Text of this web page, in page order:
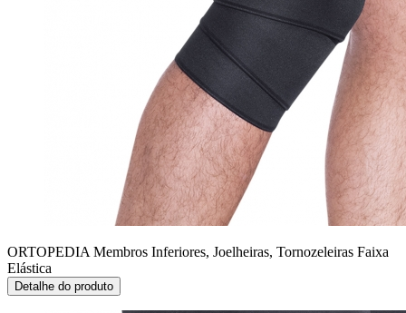
ORTOPEDIA Membros Inferiores, Joelheiras, Tornozeleiras Faixa
Elástica
Detalhe do produto